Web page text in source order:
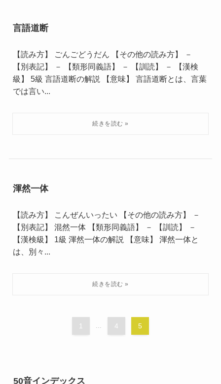
言語道断
【読み方】 ごんごどうだん 【その他の読み方】 －
【別表記】 － 【類形同義語】 － 【訓読】 － 【漢検
級】 5級 言語道断の解説 【意味】 言語道断とは、言葉
では言い...
渾然一体
【読み方】 こんぜんいったい 【その他の読み方】 －
【別表記】 混然一体 【類形同義語】 － 【訓読】 －
【漢検級】 1級 渾然一体の解説 【意味】 渾然一体と
は、別々...
1 ... 4 5
50音インデックス